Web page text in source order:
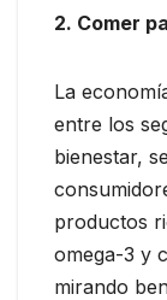
2. Comer
La
entre los
bienestar,
productos
omega-3 y
mirando